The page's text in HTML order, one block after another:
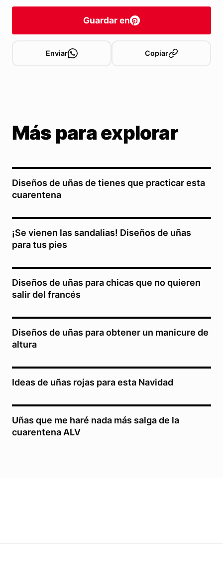
Guardar en
Enviar Copiar
Más para explorar
Diseños de uñas de tienes que practicar esta
cuarentena
¡Se vienen las sandalias! Diseños de uñas
para tus pies
Diseños de uñas para chicas que no quieren
salir del francés
Diseños de uñas para obtener un manicure de
altura
Ideas de uñas rojas para esta Navidad
Uñas que me haré nada más salga de la
cuarentena ALV